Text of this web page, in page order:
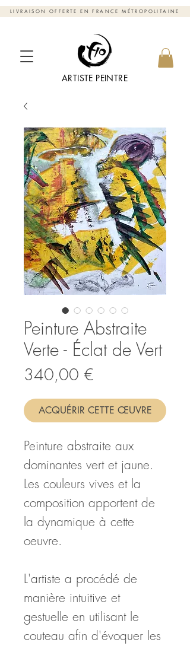
ARTISTE PEINTRE
LIVRAISON OFFERTE EN FRANCE MÉTROPOLITAINE
Peinture Abstraite
Verte - Éclat de Vert
340,00 €
ACQUÉRIR CETTE ŒUVRE
Peinture abstraite aux
dominantes vert et jaune.
Les couleurs vives et la
composition apportent de
la dynamique à cette
oeuvre.
L'artiste a procédé de
manière intuitive et
gestuelle en utilisant le
couteau afin d'évoquer les